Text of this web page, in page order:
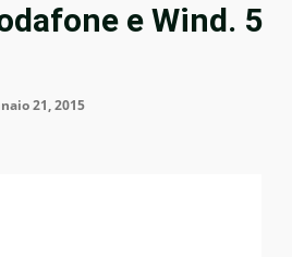
e Wind. 5
21, 2015